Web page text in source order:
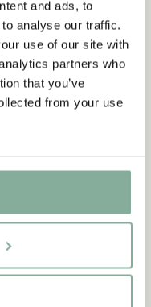
and ads, to
analyse our traffic.
use of our site with
partners who
that you’ve
from your use
Pippi Långstrumps